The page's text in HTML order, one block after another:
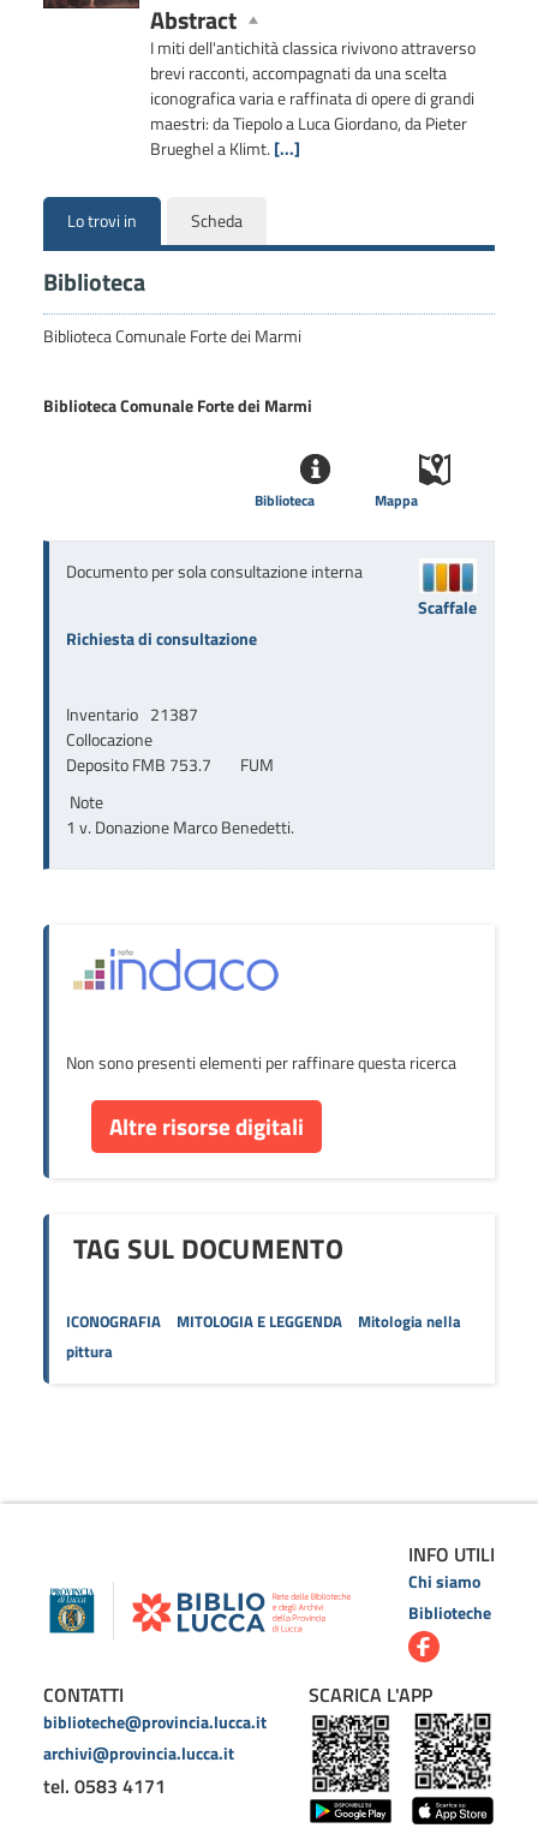
Abstract
I miti dell'antichità classica rivivono attraverso
brevi racconti, accompagnati da una scelta
iconografica varia e raffinata di opere di grandi
maestri: da Tiepolo a Luca Giordano, da Pieter
Brueghel a Klimt. [...]
Lo trovi in Scheda
Biblioteca
Biblioteca Comunale Forte dei Marmi
Biblioteca Comunale Forte dei Marmi
Mappa
Biblioteca
Documento per sola consultazione interna
Richiesta di consultazione
Inventario 21387
Collocazione
Deposito FMB 753.7        FUM
Note
1 v. Donazione Marco Benedetti.
Scaffale
Non sono presenti elementi per raffinare questa ricerca
Altre risorse digitali
TAG SUL DOCUMENTO
ICONOGRAFIA MITOLOGIA E LEGGENDA
Mitologia nella
pittura
INFO UTILI
Chi siamo
Biblioteche
CONTATTI
biblioteche@provincia.lucca.it
archivi@provincia.lucca.it
tel. 0583 4171
SCARICA L'APP